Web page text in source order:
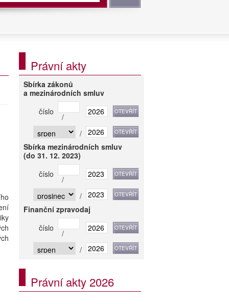
Právní akty
Sbírka zákonů
a mezinárodních smluv
číslo
/
/
Sbírka mezinárodních smluv
(do 31. 12. 2023)
číslo
/
/
Finanční zpravodaj
číslo
/
/
Právní akty 2026